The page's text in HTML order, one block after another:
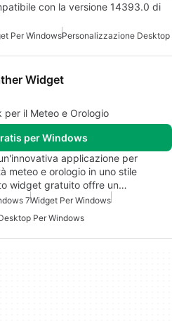
con la versione 14393.0 di
Per WindowsPersonalizzazione Desktop
Widget
per il Meteo e Orologio
per Windows
applicazione per
meteo e orologio in uno stile
widget gratuito offre un…
7Widget Per Windows
Per Windows